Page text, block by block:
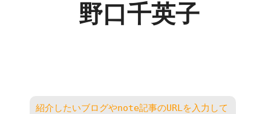
野口千英子